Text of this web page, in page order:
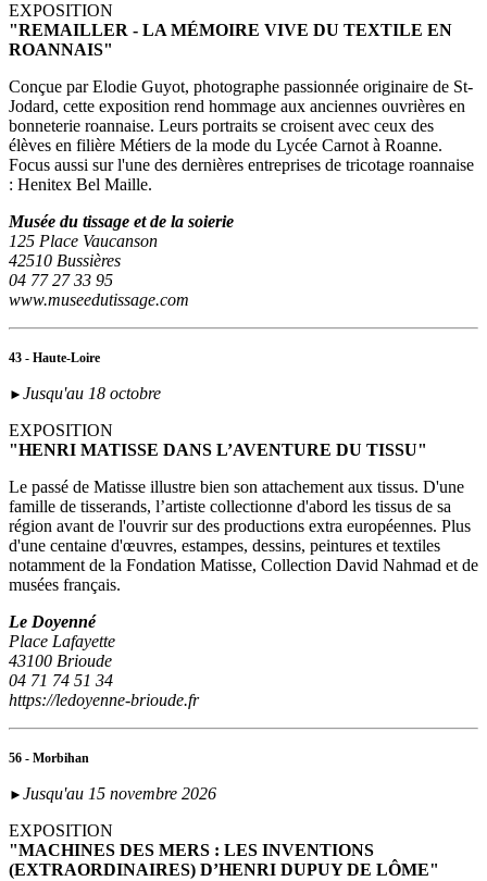
EXPOSITION
"REMAILLER - LA MÉMOIRE VIVE DU TEXTILE EN
ROANNAIS"
Conçue par Elodie Guyot, photographe passionnée originaire de St-
Jodard, cette exposition rend hommage aux anciennes ouvrières en
bonneterie roannaise. Leurs portraits se croisent avec ceux des
élèves en filière Métiers de la mode du Lycée Carnot à Roanne.
Focus aussi sur l'une des dernières entreprises de tricotage roannaise
: Henitex Bel Maille.
Musée du tissage et de la soierie
125 Place Vaucanson
42510 Bussières
04 77 27 33 95
www.museedutissage.com
43 - Haute-Loire
► Jusqu'au 18 octobre
EXPOSITION
"HENRI MATISSE DANS L’AVENTURE DU TISSU"
Le passé de Matisse illustre bien son attachement aux tissus. D'une
famille de tisserands, l’artiste collectionne d'abord les tissus de sa
région avant de l'ouvrir sur des productions extra européennes. Plus
d'une centaine d'œuvres, estampes, dessins, peintures et textiles
notamment de la Fondation Matisse, Collection David Nahmad et de
musées français.
Le Doyenné
Place Lafayette
43100 Brioude
04 71 74 51 34
https://ledoyenne-brioude.fr
56 - Morbihan
► Jusqu'au 15 novembre 2026
EXPOSITION
"MACHINES DES MERS : LES INVENTIONS
(EXTRAORDINAIRES) D’HENRI DUPUY DE LÔME"